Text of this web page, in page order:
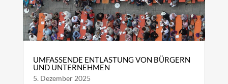
UMFASSENDE ENTLASTUNG VON BÜRGERN
UND UNTERNEHMEN
5. Dezember 2025